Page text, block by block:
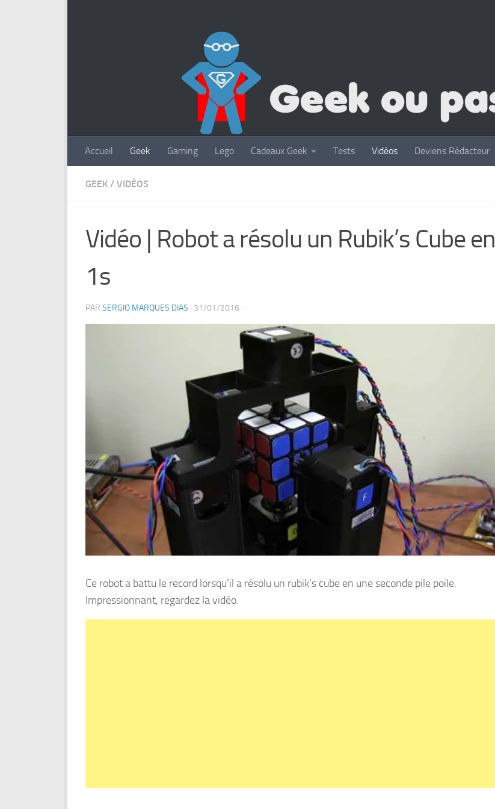
Accueil Geek Gaming Lego Cadeaux Geek Tests Vidéos Deviens Rédacteur
GEEK / VIDÉOS
Vidéo | Robot a résolu un Rubik’s Cube en
1s
PAR SERGIO MARQUES DIAS · 31/01/2016 ·
Ce robot a battu le record lorsqu’il a résolu un rubik’s cube en une seconde pile poile.
Impressionnant, regardez la vidéo.